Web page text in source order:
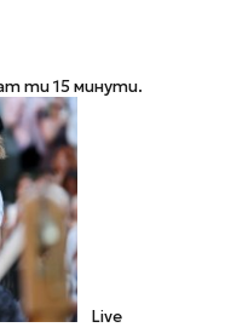
ти 15 минути.
Live